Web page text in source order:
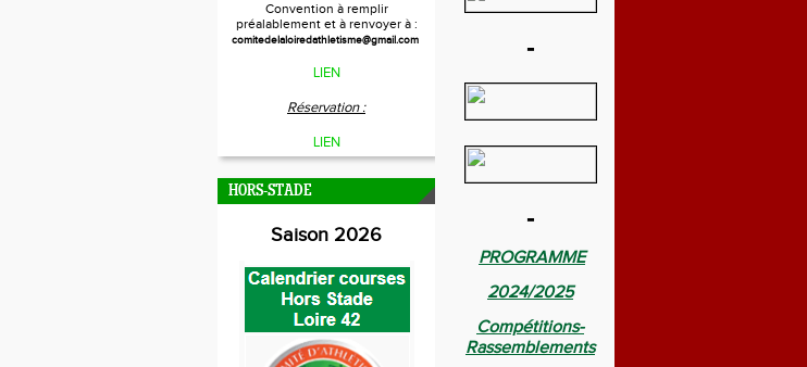
Convention à remplir
préalablement et à renvoyer à :
comitedelaloiredathletisme@gmail.com
LIEN
Réservation :
LIEN
HORS-STADE
Saison 2026
-
-
PROGRAMME
2024/2025
Compétitions-
Rassemblements